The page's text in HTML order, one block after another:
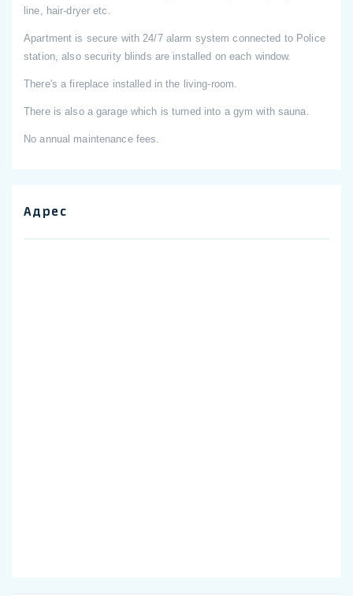
line, hair-dryer etc.
Apartment is secure with 24/7 alarm system connected to Police
station, also security blinds are installed on each window.
There's a fireplace installed in the living-room.
There is also a garage which is turned into a gym with sauna.
No annual maintenance fees.
Адрес